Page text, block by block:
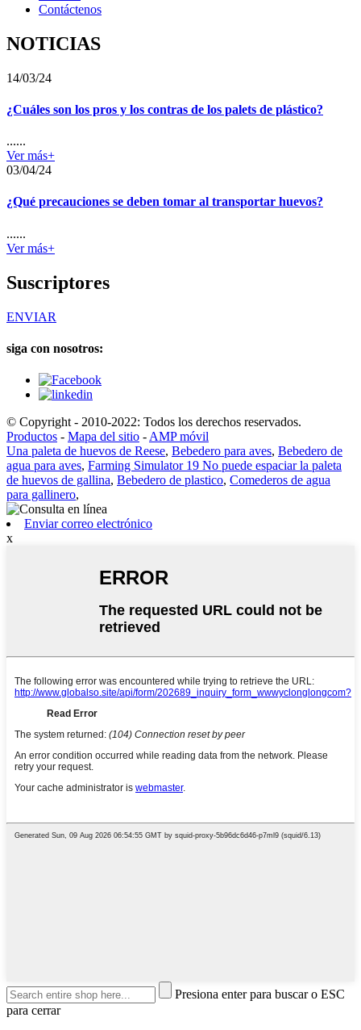
Contáctenos
NOTICIAS
14/03/24
¿Cuáles son los pros y los contras de los palets de plástico?
......
Ver más+
03/04/24
¿Qué precauciones se deben tomar al transportar huevos?
......
Ver más+
Suscriptores
ENVIAR
siga con nosotros:
© Copyright - 2010-2022: Todos los derechos reservados.
Productos - Mapa del sitio - AMP móvil
Una paleta de huevos de Reese, Bebedero para aves, Bebedero de
agua para aves, Farming Simulator 19 No puede espaciar la paleta
de huevos de gallina, Bebedero de plastico, Comederos de agua
para gallinero,
Enviar correo electrónico
x
Presiona enter para buscar o ESC
para cerrar